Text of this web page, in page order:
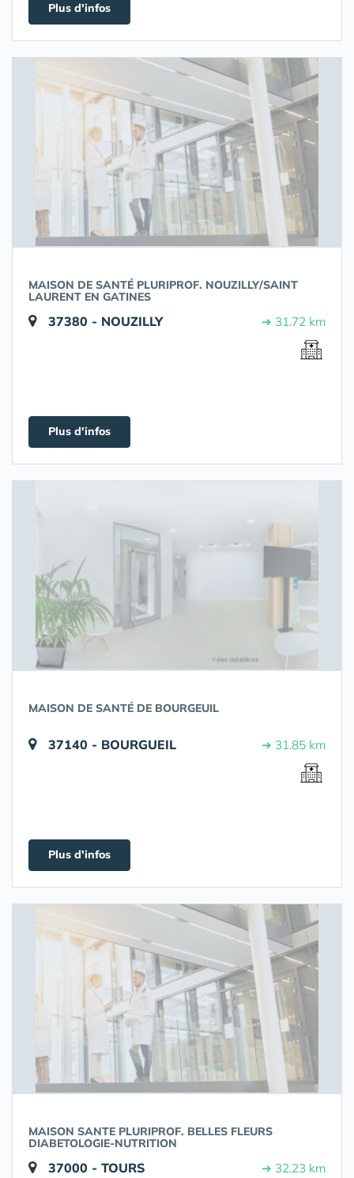
Plus d'infos
MAISON DE SANTÉ PLURIPROF. NOUZILLY/SAINT
LAURENT EN GATINES
37380 - NOUZILLY ➔ 31.72 km
Plus d'infos
MAISON DE SANTÉ DE BOURGEUIL
37140 - BOURGUEIL ➔ 31.85 km
Plus d'infos
MAISON SANTE PLURIPROF. BELLES FLEURS
DIABETOLOGIE-NUTRITION
37000 - TOURS ➔ 32.23 km